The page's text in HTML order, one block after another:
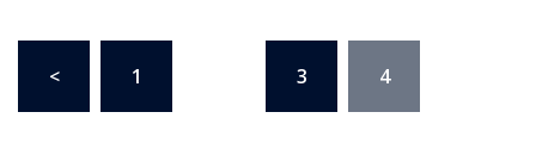
der
Beiträge
< 1 3 4